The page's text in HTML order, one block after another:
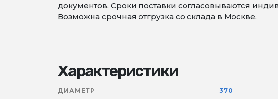
документов. Сроки поставки согласовываются
Возможна срочная отгрузка со склада в Москве.
Характеристики
ДИАМЕТР 370